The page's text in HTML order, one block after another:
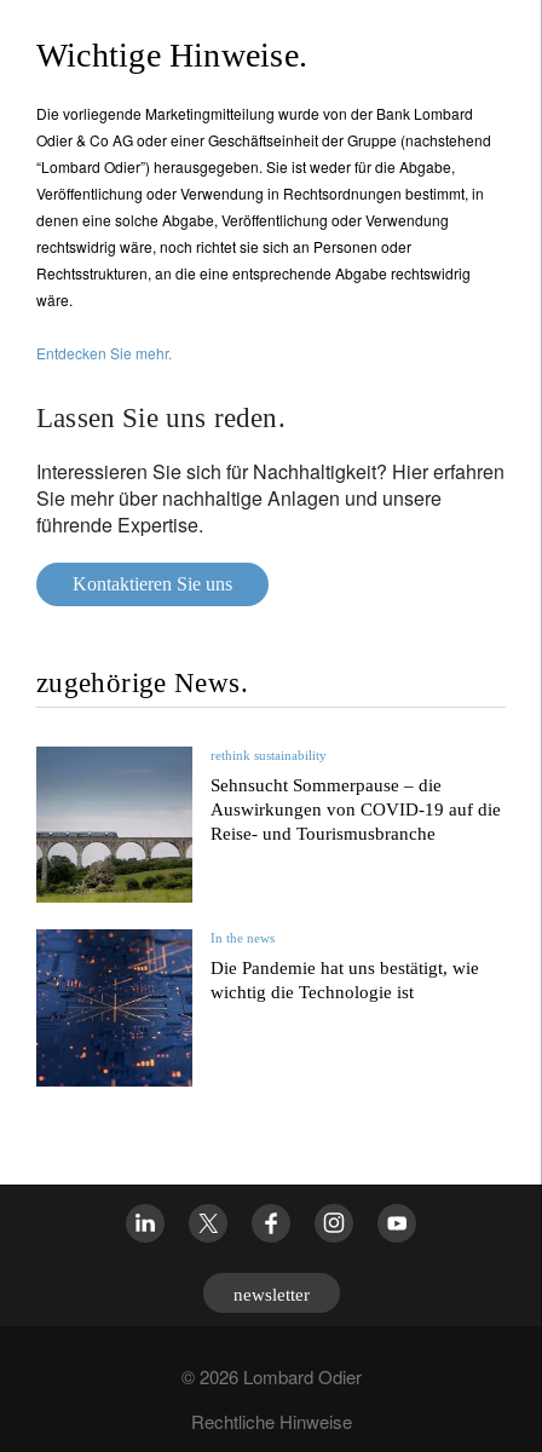
Wichtige Hinweise.
Die vorliegende Marketingmitteilung wurde von der Bank Lombard
Odier & Co AG oder einer Geschäftseinheit der Gruppe (nachstehend
“Lombard Odier”) herausgegeben. Sie ist weder für die Abgabe,
Veröffentlichung oder Verwendung in Rechtsordnungen bestimmt, in
denen eine solche Abgabe, Veröffentlichung oder Verwendung
rechtswidrig wäre, noch richtet sie sich an Personen oder
Rechtsstrukturen, an die eine entsprechende Abgabe rechtswidrig
wäre.
Entdecken Sie mehr.
Lassen Sie uns reden.
Interessieren Sie sich für Nachhaltigkeit? Hier erfahren
Sie mehr über nachhaltige Anlagen und unsere
führende Expertise.
Kontaktieren Sie uns
zugehörige News.
rethink sustainability
Sehnsucht Sommerpause – die
Auswirkungen von COVID-19 auf die
Reise- und Tourismusbranche
In the news
Die Pandemie hat uns bestätigt, wie
wichtig die Technologie ist
newsletter
© 2026 Lombard Odier
Rechtliche Hinweise